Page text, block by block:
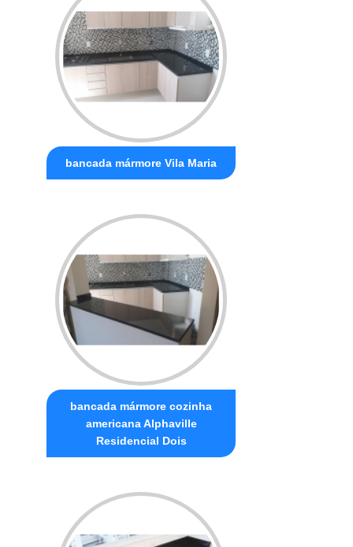
bancada mármore Vila Maria
bancada mármore cozinha
americana Alphaville
Residencial Dois